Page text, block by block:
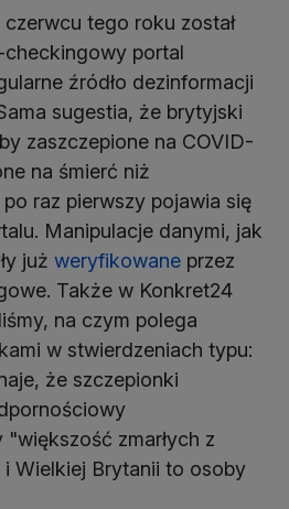
tego roku został
portal
źródło dezinformacji
sugestia, że brytyjski
zaszczepione na COVID-
na śmierć niż
raz pierwszy pojawia się
Manipulacje danymi, jak
już weryfikowane przez
Także w Konkret24
na czym polega
w stwierdzeniach typu:
że szczepionki
zmarłych z
i Wielkiej Brytanii to osoby